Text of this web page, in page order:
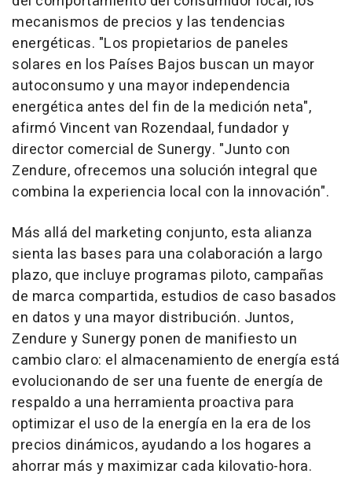
mecanismos de precios y las tendencias
energéticas. "Los propietarios de paneles
solares en los Países Bajos buscan un mayor
autoconsumo y una mayor independencia
energética antes del fin de la medición neta",
afirmó Vincent van Rozendaal, fundador y
director comercial de Sunergy. "Junto con
Zendure, ofrecemos una solución integral que
combina la experiencia local con la innovación".
Más allá del marketing conjunto, esta alianza
sienta las bases para una colaboración a largo
plazo, que incluye programas piloto, campañas
de marca compartida, estudios de caso basados
en datos y una mayor distribución. Juntos,
Zendure y Sunergy ponen de manifiesto un
cambio claro: el almacenamiento de energía está
evolucionando de ser una fuente de energía de
respaldo a una herramienta proactiva para
optimizar el uso de la energía en la era de los
precios dinámicos, ayudando a los hogares a
ahorrar más y maximizar cada kilovatio-hora.